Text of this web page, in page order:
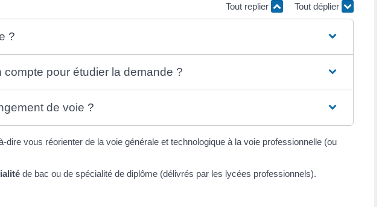
Tout replier
Tout déplier
?
pour étudier la demande ?
de voie ?
dire vous réorienter de la voie générale et technologique à la voie professionnelle (ou
de bac ou de spécialité de diplôme (délivrés par les lycées professionnels).